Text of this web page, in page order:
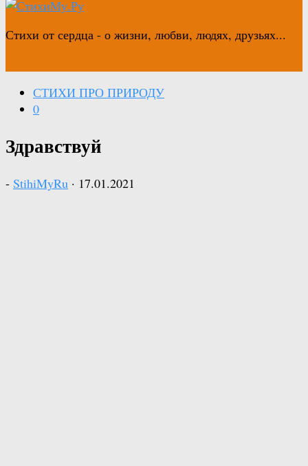
Стихи от сердца - о жизни, любви, людях, друзьях...
СТИХИ ПРО ПРИРОДУ
0
Здравствуй
- StihiMyRu · 17.01.2021